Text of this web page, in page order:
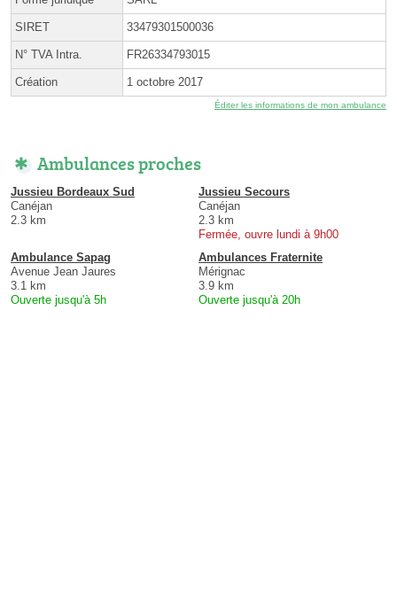
SIRET 33479301500036
N° TVA Intra. FR26334793015
Création 1 octobre 2017
Éditer les informations de mon ambulance
Ambulances proches
Jussieu Bordeaux Sud
Canéjan
2.3 km
Jussieu Secours
Canéjan
2.3 km
Fermée, ouvre lundi à 9h00
Ambulance Sapag
Avenue Jean Jaures
3.1 km
Ouverte jusqu'à 5h
Ambulances Fraternite
Mérignac
3.9 km
Ouverte jusqu'à 20h